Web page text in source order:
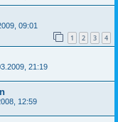
09:01
1 2 3 4
21:19
12:59